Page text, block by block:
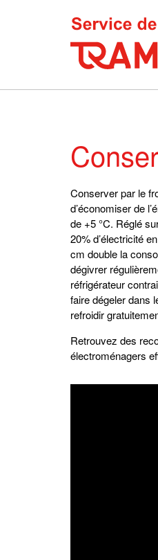
Conserver par le
d’économiser de
de +5 °C. Réglé
20% d’électricité
cm double la
dégivrer
réfrigérateur
faire dégeler dans
refroidir
Retrouvez des
électroménagers